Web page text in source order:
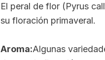
El peral de flor (Pyrus
su floración primaveral.
Aroma:Algunas